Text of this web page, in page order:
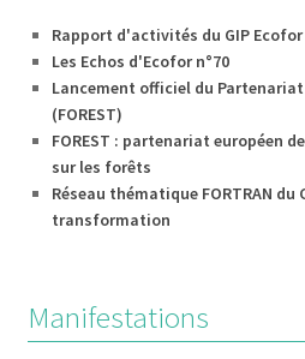
Rapport d'activités du GIP Ecofor
Les Echos d'Ecofor n°70
Lancement officiel du Partenariat
(FOREST)
FOREST : partenariat européen
sur les forêts
Réseau thématique FORTRAN du
transformation
Manifestations